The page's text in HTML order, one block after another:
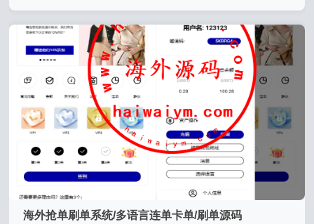
海外抢单刷单系统/多语言连单卡单/刷单源码